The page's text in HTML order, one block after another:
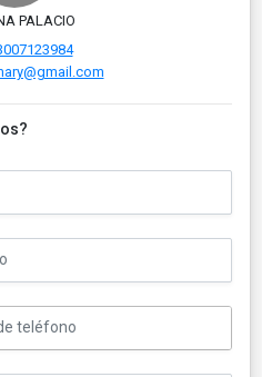
PALACIO